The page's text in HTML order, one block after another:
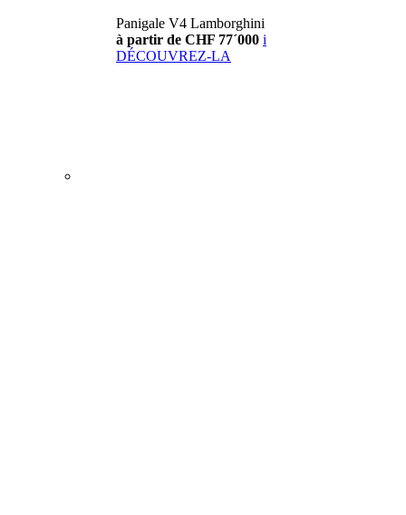
Panigale V4 Lamborghini
à partir de CHF 77´000 i
DÉCOUVREZ-LA